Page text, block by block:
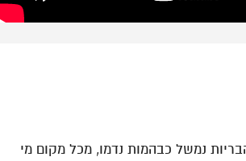
נמשל כבהמות נדמו, מכל מקום מי